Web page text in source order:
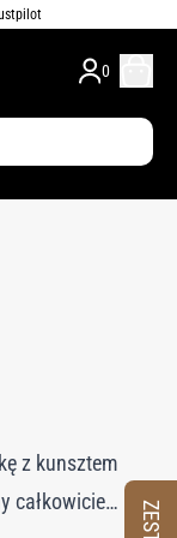
0
z kunsztem
całkowicie